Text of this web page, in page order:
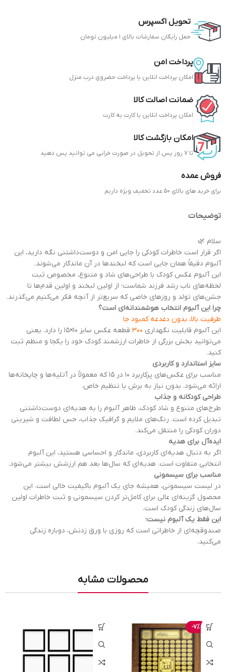
تحویل اکسپرس
حمل رایگان سفارشات بالای 1 میلیون تومان
پرداخت امن
امکان پرداخت انلاین یا پرداخت حضروی درب منزل
ضمانت اصالت کالا
امکان پرداخت انلاین یا کارت به کارت
امکان بازگشت کالا
تا 7 روز پس از تحویل در صورت خرابی می توانید پس دهید
فروش عمده
برای خرید های بالای 50 عدد تخفیف ویژه داریم
توضیحات
سلام 🌿
اگر قرار است خاطرات کودکی را جایی امن و دوست‌داشتنی نگه دارید، این
آلبوم دقیقاً همان جایی است که لبخندها در آن ماندگار می‌شوند.
این آلبوم عکس کودک با طراحی‌های شاد و متنوع، مخصوص ثبت
لحظه‌های ناب رشد فرزند شماست؛ از اولین لبخند و اولین قدم‌ها تا
جشن‌های تولد و روزهای خاصی که سریع‌تر از آنچه فکر می‌کنیم می‌گذرند.
چرا این آلبوم انتخاب هوشمندانه‌ای است؟
ظرفیت بالا، بدون دغدغه کمبود جا
این آلبوم قابلیت نگهداری ۳۰۰
قطعه عکس سایز ۱۰×۱۵ را دارد. یعنی
می‌توانید بخش بزرگی از خاطرات ارزشمند کودک خود را یکجا و منظم ثبت
کنید.
سایز استاندارد و کاربردی
مناسب برای عکس‌های پرکاربرد ۱۰ در ۱۵ که معمولاً در آتلیه‌ها و چاپخانه‌ها
ارائه می‌شود. بدون نیاز به برش یا تنظیم خاص.
طراحی کودکانه و جذاب
طرح‌های متنوع و شاد کودک، ظاهر آلبوم را به هدیه‌ای دوست‌داشتنی
تبدیل کرده است. رنگ‌های ملایم و گرافیک جذاب، حس لطافت و شیرینی
دوران کودکی را منتقل می‌کند.
ایده‌آل برای هدیه
اگر به دنبال هدیه‌ای کاربردی، ماندگار و احساسی هستید، این آلبوم
انتخابی متفاوت است. هدیه‌ای که سال‌ها بعد هم ارزشش بیشتر می‌شود.
مناسب برای سیسمونی
در لیست سیسمونی، همیشه جای یک آلبوم باکیفیت خالی است. این
محصول گزینه‌ای عالی برای کامل‌تر کردن سیسمونی و ثبت خاطرات اولین
سال‌های زندگی کودک است.
این فقط یک آلبوم نیست؛
صندوقچه‌ای از خاطراتی است که روزی با ورق زدنش، دوباره زندگی
می‌کنید.
محصولات مشابه
-7%